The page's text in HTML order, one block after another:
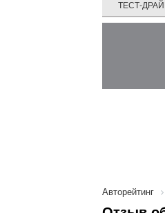
ТЕСТ-
Авторейтинг